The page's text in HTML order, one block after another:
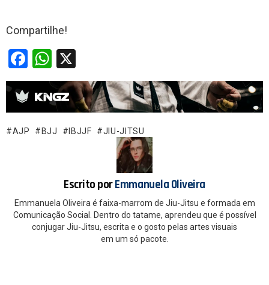
Compartilhe!
F
a
ce
b
o
W
h
at
s
A
AJP BJJ IBJJF JIU-JITSU
Escrito porEmmanuela Oliveira
Emmanuela Oliveira é faixa-marrom de Jiu-Jitsu e formada em
Comunicação Social. Dentro do tatame, aprendeu que é possível
conjugar Jiu-Jitsu, escrita e o gosto pelas artes visuais
em um só pacote.